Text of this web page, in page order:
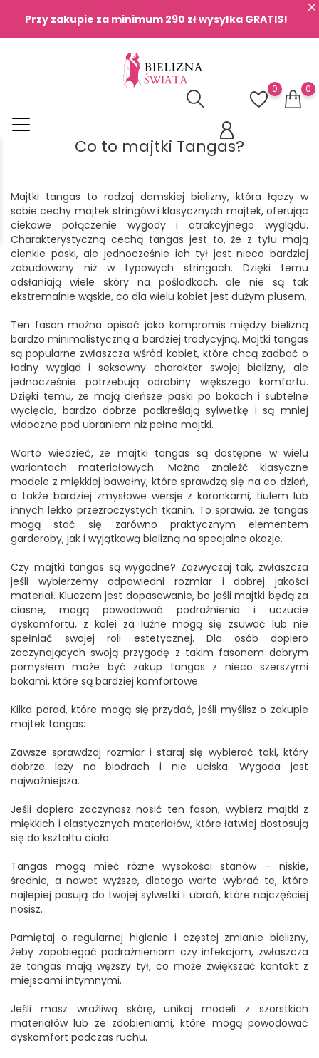
Przy zakupie za minimum 290 zł wysyłka GRATIS!
0
0
Co to majtki Tangas?
Majtki tangas to rodzaj damskiej bielizny, która łączy w
sobie cechy majtek stringów i klasycznych majtek, oferując
ciekawe połączenie wygody i atrakcyjnego wyglądu.
Charakterystyczną cechą tangas jest to, że z tyłu mają
cienkie paski, ale jednocześnie ich tył jest nieco bardziej
zabudowany niż w typowych stringach. Dzięki temu
odsłaniają wiele skóry na pośladkach, ale nie są tak
ekstremalnie wąskie, co dla wielu kobiet jest dużym plusem.
Ten fason można opisać jako kompromis między bielizną
bardzo minimalistyczną a bardziej tradycyjną. Majtki tangas
są popularne zwłaszcza wśród kobiet, które chcą zadbać o
ładny wygląd i seksowny charakter swojej bielizny, ale
jednocześnie potrzebują odrobiny większego komfortu.
Dzięki temu, że mają cieńsze paski po bokach i subtelne
wycięcia, bardzo dobrze podkreślają sylwetkę i są mniej
widoczne pod ubraniem niż pełne majtki.
Warto wiedzieć, że majtki tangas są dostępne w wielu
wariantach materiałowych. Można znaleźć klasyczne
modele z miękkiej bawełny, które sprawdzą się na co dzień,
a także bardziej zmysłowe wersje z koronkami, tiulem lub
innych lekko przezroczystych tkanin. To sprawia, że tangas
mogą stać się zarówno praktycznym elementem
garderoby, jak i wyjątkową bielizną na specjalne okazje.
Czy majtki tangas są wygodne? Zazwyczaj tak, zwłaszcza
jeśli wybierzemy odpowiedni rozmiar i dobrej jakości
materiał. Kluczem jest dopasowanie, bo jeśli majtki będą za
ciasne, mogą powodować podrażnienia i uczucie
dyskomfortu, z kolei za luźne mogą się zsuwać lub nie
spełniać swojej roli estetycznej. Dla osób dopiero
zaczynających swoją przygodę z takim fasonem dobrym
pomysłem może być zakup tangas z nieco szerszymi
bokami, które są bardziej komfortowe.
Kilka porad, które mogą się przydać, jeśli myślisz o zakupie
majtek tangas:
Zawsze sprawdzaj rozmiar i staraj się wybierać taki, który
dobrze leży na biodrach i nie uciska. Wygoda jest
najważniejsza.
Jeśli dopiero zaczynasz nosić ten fason, wybierz majtki z
miękkich i elastycznych materiałów, które łatwiej dostosują
się do kształtu ciała.
Tangas mogą mieć różne wysokości stanów – niskie,
średnie, a nawet wyższe, dlatego warto wybrać te, które
najlepiej pasują do twojej sylwetki i ubrań, które najczęściej
nosisz.
Pamiętaj o regularnej higienie i częstej zmianie bielizny,
żeby zapobiegać podrażnieniom czy infekcjom, zwłaszcza
że tangas mają węższy tył, co może zwiększać kontakt z
miejscami intymnymi.
Jeśli masz wrażliwą skórę, unikaj modeli z szorstkich
materiałów lub ze zdobieniami, które mogą powodować
dyskomfort podczas ruchu.